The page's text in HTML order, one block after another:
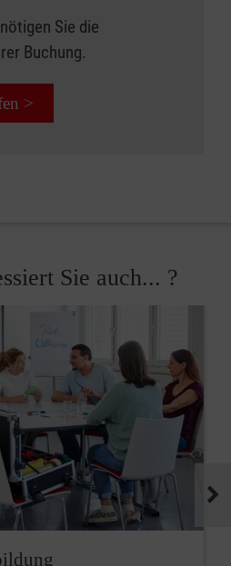
Sie die
Buchung.
>
Sie auch... ?